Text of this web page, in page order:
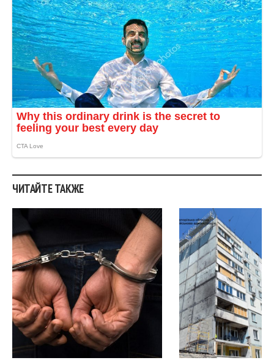
ЧИТАЙТЕ ТАКЖЕ